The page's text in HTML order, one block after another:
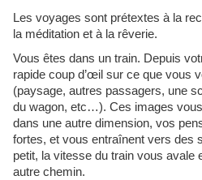
Les voyages sont prétextes à la
la méditation et à la rêverie.
Vous êtes dans un train. Depuis
rapide coup d’œil sur ce que vous
(paysage, autres passagers, une
du wagon, etc…). Ces images
dans une autre dimension, vos
fortes, et vous entraînent vers des
petit, la vitesse du train vous avale
autre chemin.